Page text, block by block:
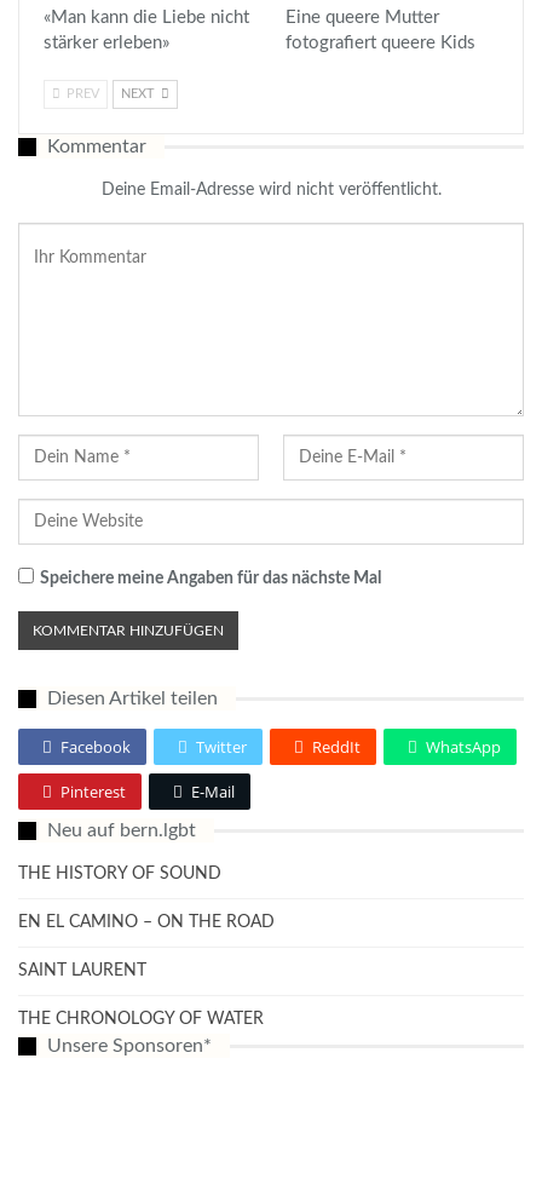
«Man kann die Liebe nicht
stärker erleben»
Eine queere Mutter
fotografiert queere Kids
PREV NEXT
Kommentar
Deine Email-Adresse wird nicht veröffentlicht.
Speichere meine Angaben für das nächste Mal
Diesen Artikel teilen
Facebook Twitter ReddIt WhatsApp
Pinterest E-Mail
Neu auf bern.lgbt
THE HISTORY OF SOUND
EN EL CAMINO – ON THE ROAD
SAINT LAURENT
THE CHRONOLOGY OF WATER
Unsere Sponsoren*